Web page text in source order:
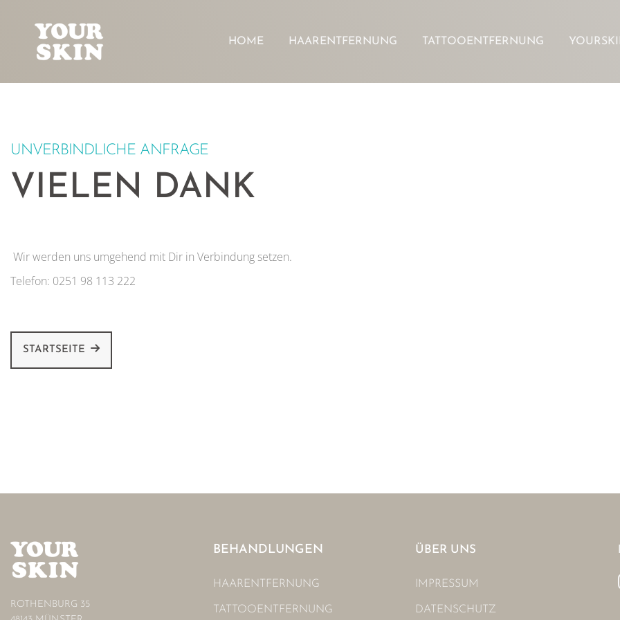
HOME HAARENTFERNUNG TATTOOENTFERNUNG
UNVERBINDLICHE ANFRAGE
VIELEN DANK
Wir werden uns umgehend mit Dir in Verbindung setzen.
Telefon: 0251 98 113 222
STARTSEITE
ROTHENBURG 35
BEHANDLUNGEN
HAARENTFERNUNG
TATTOOENTFERNUNG
ÜBER UNS
IMPRESSUM
DATENSCHUTZ